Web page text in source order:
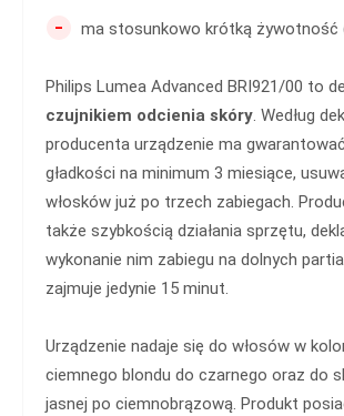
- ma stosunkowo krótką żywotność
Philips Lumea Advanced BRI921/00 to
czujnikiem odcienia skóry. Według
producenta urządzenie ma
gładkości na minimum 3 miesiące,
włosków już po trzech zabiegach.
także szybkością działania sprzętu,
wykonanie nim zabiegu na dolnych
zajmuje jedynie 15 minut.
Urządzenie nadaje się do włosów w
ciemnego blondu do czarnego oraz do
jasnej po ciemnobrązową. Produkt